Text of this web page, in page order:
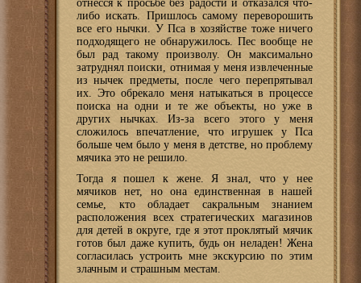
отнесся к просьбе без радости и отказался что-
либо искать. Пришлось самому переворошить
все его нычки. У Пса в хозяйстве тоже ничего
подходящего не обнаружилось. Пес вообще не
был рад такому произволу. Он максимально
затруднял поиски, отнимая у меня извлеченные
из нычек предметы, после чего перепрятывал
их. Это обрекало меня натыкаться в процессе
поиска на одни и те же объекты, но уже в
других нычках. Из-за всего этого у меня
сложилось впечатление, что игрушек у Пса
больше чем было у меня в детстве, но проблему
мячика это не решило.
Тогда я пошел к жене. Я знал, что у нее
мячиков нет, но она единственная в нашей
семье, кто обладает сакральным знанием
расположения всех стратегических магазинов
для детей в округе, где я этот проклятый мячик
готов был даже купить, будь он неладен! Жена
согласилась устроить мне экскурсию по этим
злачным и страшным местам.